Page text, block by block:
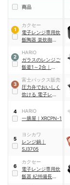
商品
1
カクセー
電子レンジ専用炊
飯陶器 楽炊御膳
2
HARIO
ガラスのレンジご
飯釜1～2合 ｜
3
富士パックス販売
圧力弁でおいしく
炊ける 電子レンジ
4
HARIO
一膳屋 ｜ XRCPN-1
5
ヨシカワ
レンジ鍋 ｜
SJ3705
6
カクセー
電子レンジ専用炊
飯器 紀州備長炭配